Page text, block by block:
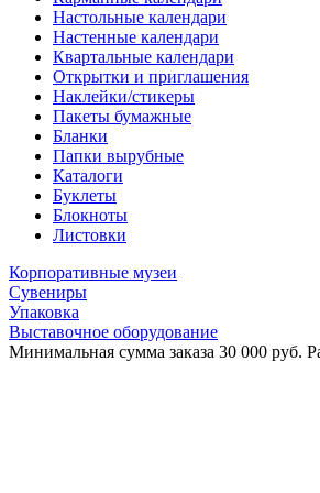
Настольные календари
Настенные календари
Квартальные календари
Открытки и приглашения
Наклейки/стикеры
Пакеты бумажные
Бланки
Папки вырубные
Каталоги
Буклеты
Блокноты
Листовки
Корпоративные музеи
Сувениры
Упаковка
Выставочное оборудование
Минимальная сумма заказа 30 000 руб.